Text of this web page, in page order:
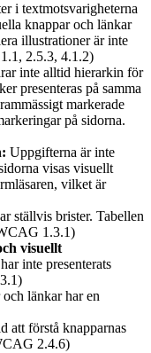
i textmotsvarigheterna
knappar och länkar
illustrationer är inte
2.5.3, 4.1.2)
inte alltid hierarkin för
presenteras på samma
markerade
på sidorna.
Uppgifterna är inte
visas visuellt
vilket är
ställvis brister. Tabellen
1.3.1)
visuellt
inte presenterats
länkar har en
att förstå knapparnas
2.4.6)